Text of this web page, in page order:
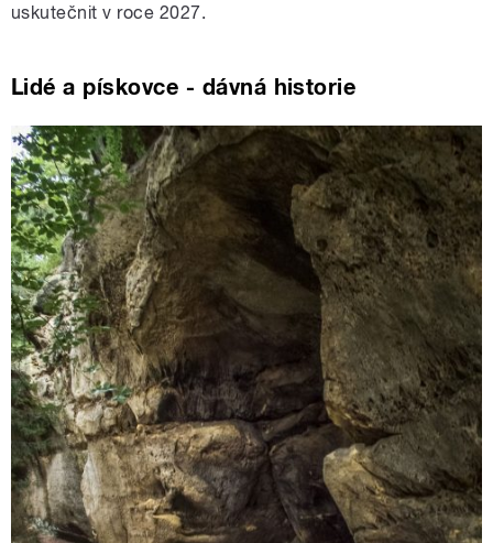
uskutečnit v roce 2027.
Lidé a pískovce - dávná historie